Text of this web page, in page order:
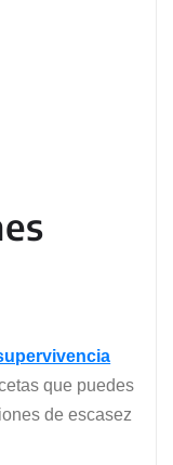
que puedes
de escasez